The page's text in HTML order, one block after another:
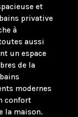
et
privative
à
aussi
un espace
de la
modernes
confort
la maison.